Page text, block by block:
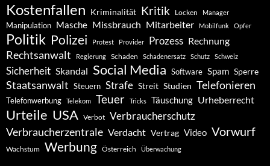
Kostenfallen Kriminalität Kritik Locken Manager
Manipulation Masche Missbrauch Mitarbeiter Mobilfunk Opfer
Politik Polizei Protest Provider Prozess Rechnung
Rechtsanwalt Regierung Schaden Schadenersatz Schutz Schweiz
Sicherheit Skandal Social Media Software Spam Sperre
Staatsanwalt Steuern Strafe Streit Studien Telefonieren
Telefonwerbung Telekom Teuer Tricks Täuschung Urheberrecht
Urteile USA Verbot Verbraucherschutz
Verbraucherzentrale Verdacht Vertrag Video Vorwurf
Wachstum Werbung Österreich Überwachung